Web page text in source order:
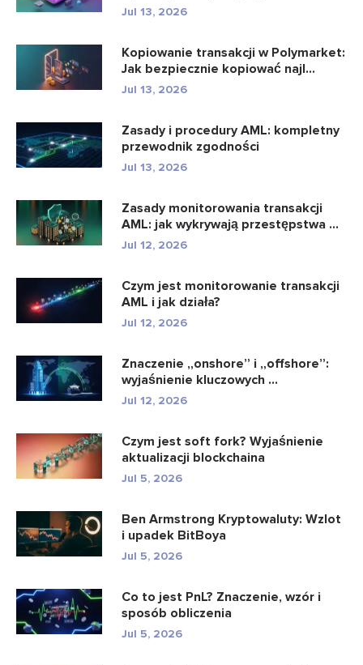
Jul 13, 2026
Kopiowanie transakcji w Polymarket:
Jak bezpiecznie kopiować najl...
Jul 13, 2026
Zasady i procedury AML: kompletny
przewodnik zgodności
Jul 13, 2026
Zasady monitorowania transakcji
AML: jak wykrywają przestępstwa ...
Jul 12, 2026
Czym jest monitorowanie transakcji
AML i jak działa?
Jul 12, 2026
Znaczenie „onshore” i „offshore”:
wyjaśnienie kluczowych ...
Jul 12, 2026
Czym jest soft fork? Wyjaśnienie
aktualizacji blockchaina
Jul 5, 2026
Ben Armstrong Kryptowaluty: Wzlot
i upadek BitBoya
Jul 5, 2026
Co to jest PnL? Znaczenie, wzór i
sposób obliczenia
Jul 5, 2026